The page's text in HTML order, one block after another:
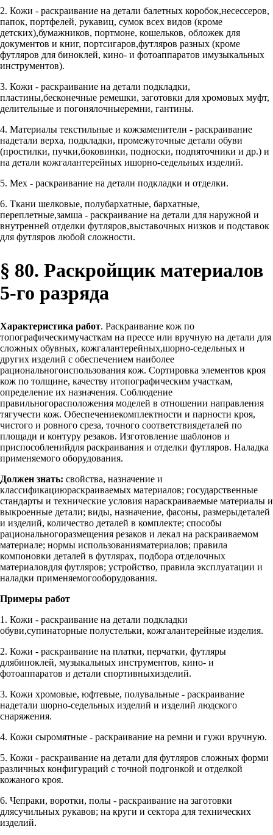
2. Кожи - раскраивание на детали балетных коробок,несессеров,
папок, портфелей, рукавиц, сумок всех видов (кроме
детских),бумажников, портмоне, кошельков, обложек для
документов и книг, портсигаров,футляров разных (кроме
футляров для биноклей, кино- и фотоаппаратов имузыкальных
инструментов).
3. Кожи - раскраивание на детали подкладки,
пластины,бесконечные ремешки, заготовки для хромовых муфт,
делительные и погонялочныеремни, гантины.
4. Материалы текстильные и кожзаменители - раскраивание
надетали верха, подкладки, промежуточные детали обуви
(простилки, пучки,боковинки, подноски, подпяточники и др.) и
на детали кожгалантерейных ишорно-седельных изделий.
5. Мех - раскраивание на детали подкладки и отделки.
6. Ткани шелковые, полубархатные, бархатные,
переплетные,замша - раскраивание на детали для наружной и
внутренней отделки футляров,выставочных низков и подставок
для футляров любой сложности.
§ 80. Раскройщик материалов
5-го разряда
Характеристика работ. Раскраивание кож по
топографическимучасткам на прессе или вручную на детали для
сложных обувных, кожгалантерейных,шорно-седельных и
других изделий с обеспечением наиболее
рациональногоиспользования кож. Сортировка элементов кроя
кож по толщине, качеству итопографическим участкам,
определение их назначения. Соблюдение
правильногорасположения моделей в отношении направления
тягучести кож. Обеспечениекомплектности и парности кроя,
чистого и ровного среза, точного соответствиядеталей по
площади и контуру резаков. Изготовление шаблонов и
приспособленийдля раскраивания и отделки футляров. Наладка
применяемого оборудования.
Должен знать: свойства, назначение и
классификациюраскраиваемых материалов; государственные
стандарты и технические условия нараскраиваемые материалы и
выкроенные детали; виды, назначение, фасоны, размерыдеталей
и изделий, количество деталей в комплекте; способы
рациональногоразмещения резаков и лекал на раскраиваемом
материале; нормы использованияматериалов; правила
компоновки деталей в футлярах, подбора отделочных
материаловдля футляров; устройство, правила эксплуатации и
наладки применяемогооборудования.
Примеры работ
1. Кожи - раскраивание на детали подкладки
обуви,супинаторные полустельки, кожгалантерейные изделия.
2. Кожи - раскраивание на платки, перчатки, футляры
длябиноклей, музыкальных инструментов, кино- и
фотоаппаратов и детали спортивныхизделий.
3. Кожи хромовые, юфтевые, полувальные - раскраивание
надетали шорно-седельных изделий и изделий людского
снаряжения.
4. Кожи сыромятные - раскраивание на ремни и гужи вручную.
5. Кожи - раскраивание на детали для футляров сложных форми
различных конфигураций с точной подгонкой и отделкой
кожаного кроя.
6. Чепраки, воротки, полы - раскраивание на заготовки
длясучильных рукавов; на круги и сектора для технических
изделий.